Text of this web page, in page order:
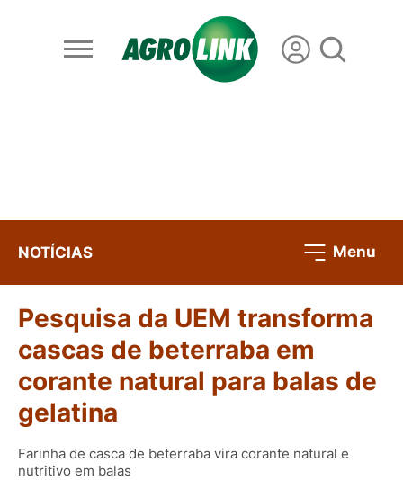
NOTÍCIAS Menu
Pesquisa da UEM transforma
cascas de beterraba em
corante natural para balas de
gelatina
Farinha de casca de beterraba vira corante natural e
nutritivo em balas